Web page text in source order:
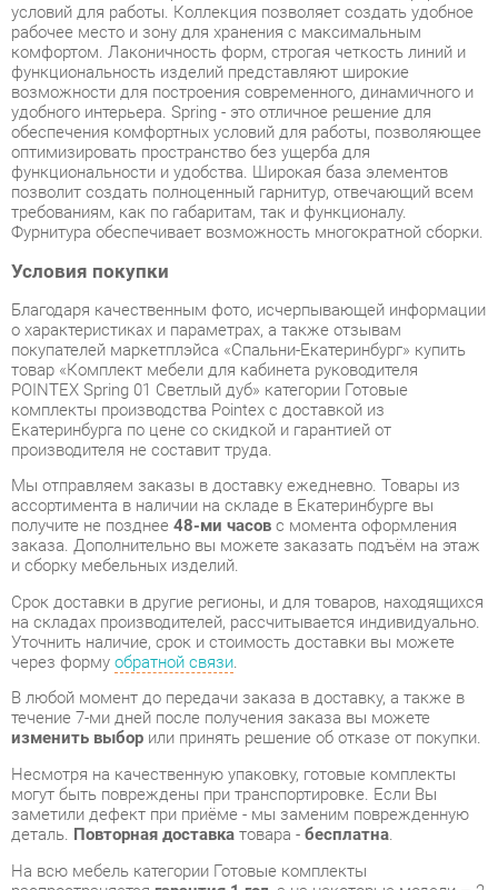
удобного интерьера. Spring - это отличное решение для
обеспечения комфортных условий для работы, позволяющее
оптимизировать пространство без ущерба для
функциональности и удобства. Широкая база элементов
позволит создать полноценный гарнитур, отвечающий всем
требованиям, как по габаритам, так и функционалу.
Фурнитура обеспечивает возможность многократной сборки.
Условия покупки
Благодаря качественным фото, исчерпывающей информации
о характеристиках и параметрах, а также отзывам
покупателей маркетплэйса «Спальни-Екатеринбург» купить
POINTEX Spring 01 Светлый дуб» категории Готовые
Екатеринбурга по цене со скидкой и гарантией от
производителя не составит труда.
Мы отправляем заказы в доставку ежедневно. Товары из
ассортимента в наличии на складе в Екатеринбурге вы
получите не позднее48-ми часовс момента оформления
заказа. Дополнительно вы можете заказать подъём на этаж
и сборку мебельных изделий.
Срок доставки в другие регионы, и для товаров, находящихся
на складах производителей, рассчитывается индивидуально.
Уточнить наличие, срок и стоимость доставки вы можете
через форму обратной связи
В любой момент до передачи заказа в доставку, а также в
изменить выборили принять решение об отказе от покупки.
Несмотря на качественную упаковку, готовые комплекты
могут быть повреждены при транспортировке. Если Вы
деталь.Повторная доставкатовара -бесплатна.
На всю мебель категории Готовые комплекты
года с момента приобретения.
Комплект мебели для кабинета руководителя POINTEX
Spring 01 Светлый дуб- это качественное изделие
производства Pointex, соответствующее современному
государственному стандарту.